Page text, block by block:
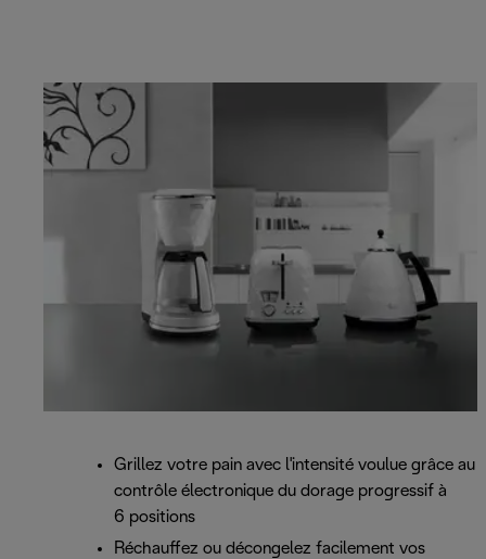
Grillez votre pain avec l'intensité voulue grâce au
contrôle électronique du dorage progressif à
6 positions
Réchauffez ou décongelez facilement vos